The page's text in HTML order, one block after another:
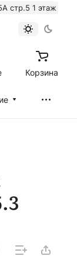
стр.5 1 этаж
Корзина